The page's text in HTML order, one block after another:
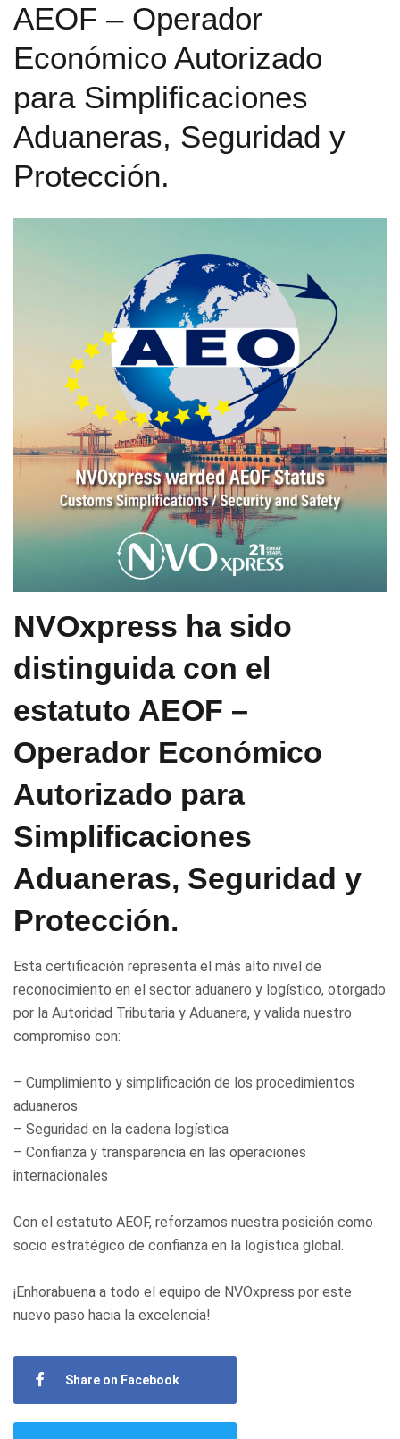
AEOF – Operador
Económico Autorizado
para Simplificaciones
Aduaneras, Seguridad y
Protección.
NVOxpress ha sido
distinguida con el
estatuto AEOF –
Operador Económico
Autorizado para
Simplificaciones
Aduaneras, Seguridad y
Protección.
Esta certificación representa el más alto nivel de
reconocimiento en el sector aduanero y logístico, otorgado
por la Autoridad Tributaria y Aduanera, y valida nuestro
compromiso con:
– Cumplimiento y simplificación de los procedimientos
aduaneros
– Seguridad en la cadena logística
– Confianza y transparencia en las operaciones
internacionales
Con el estatuto AEOF, reforzamos nuestra posición como
socio estratégico de confianza en la logística global.
¡Enhorabuena a todo el equipo de NVOxpress por este
nuevo paso hacia la excelencia!
Share on Facebook